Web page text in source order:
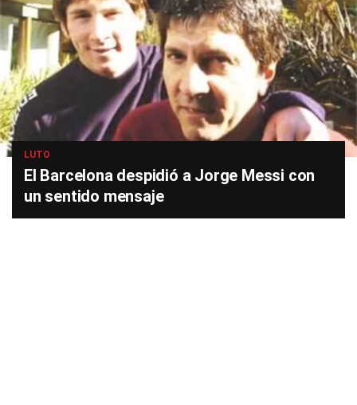
LUTO
El Barcelona despidió a Jorge Messi con
un sentido mensaje